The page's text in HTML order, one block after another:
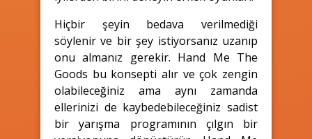
Hiçbir şeyin bedava verilmediği
söylenir ve bir şey istiyorsanız uzanıp
onu almanız gerekir. Hand Me The
Goods bu konsepti alır ve çok zengin
olabileceğiniz ama aynı zamanda
ellerinizi de kaybedebileceğiniz sadist
bir yarışma programının çılgın bir